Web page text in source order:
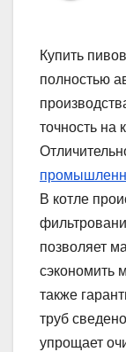
Купить
полностью
точность на
В котле
позволяет
сэкономить
также
труб
упрощает